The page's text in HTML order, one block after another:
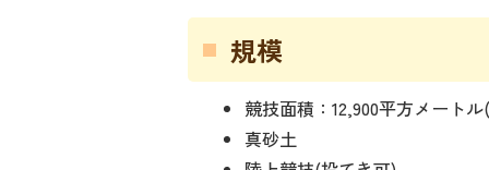
規模
競技面積：12,900平方メート
真砂土